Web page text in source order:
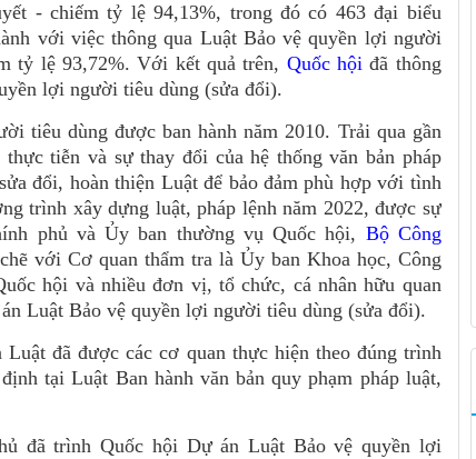
- chiếm tỷ lệ 94,13%, trong đó có 463 đại biểu
với việc thông qua Luật Bảo vệ quyền lợi người
tỷ lệ 93,72%. Với kết quả trên, Quốc hội đã thông
lợi người tiêu dùng (sửa đổi).
tiêu dùng được ban hành năm 2010. Trải qua gần
tiễn và sự thay đổi của hệ thống văn bản pháp
đổi, hoàn thiện Luật để bảo đảm phù hợp với tình
trình xây dựng luật, pháp lệnh năm 2022, được sự
phủ và Ủy ban thường vụ Quốc hội, Bộ Công
với Cơ quan thẩm tra là Ủy ban Khoa học, Công
hội và nhiều đơn vị, tổ chức, cá nhân hữu quan
Luật Bảo vệ quyền lợi người tiêu dùng (sửa đổi).
đã được các cơ quan thực hiện theo đúng trình
tại Luật Ban hành văn bản quy phạm pháp luật,
đã trình Quốc hội Dự án Luật Bảo vệ quyền lợi